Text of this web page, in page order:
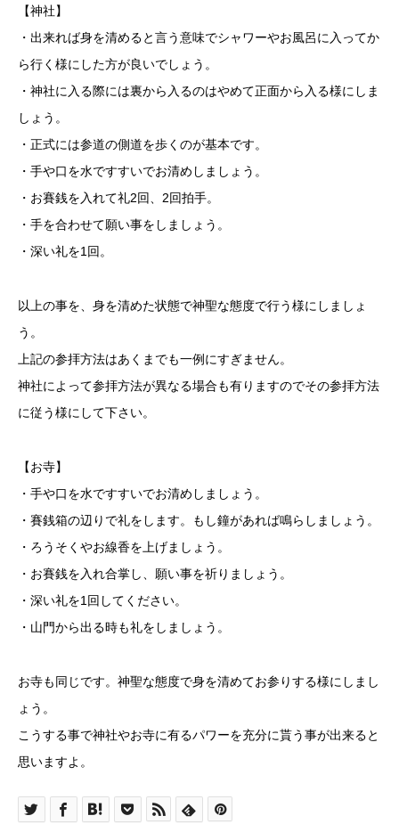
【神社】
・出来れば身を清めると言う意味でシャワーやお風呂に入ってか
ら行く様にした方が良いでしょう。
・神社に入る際には裏から入るのはやめて正面から入る様にしま
しょう。
・正式には参道の側道を歩くのが基本です。
・手や口を水ですすいでお清めしましょう。
・お賽銭を入れて礼2回、2回拍手。
・手を合わせて願い事をしましょう。
・深い礼を1回。
以上の事を、身を清めた状態で神聖な態度で行う様にしましょ
う。
上記の参拝方法はあくまでも一例にすぎません。
神社によって参拝方法が異なる場合も有りますのでその参拝方法
に従う様にして下さい。
【お寺】
・手や口を水ですすいでお清めしましょう。
・賽銭箱の辺りで礼をします。もし鐘があれば鳴らしましょう。
・ろうそくやお線香を上げましょう。
・お賽銭を入れ合掌し、願い事を祈りましょう。
・深い礼を1回してください。
・山門から出る時も礼をしましょう。
お寺も同じです。神聖な態度で身を清めてお参りする様にしまし
ょう。
こうする事で神社やお寺に有るパワーを充分に貰う事が出来ると
思いますよ。